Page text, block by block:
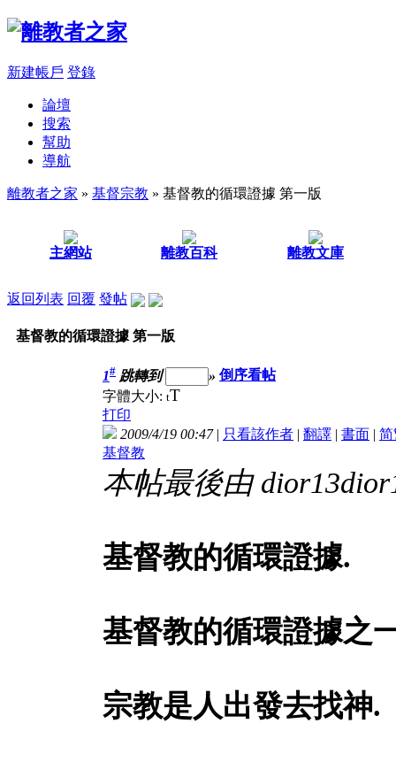
新建帳戶 登錄
論壇
搜索
幫助
導航
離教者之家 » 基督宗教 » 基督教的循環證據 第一版
主網站 離教百科 離教文庫
返回列表 回覆 發帖
基督教的循環證據 第一版
1# 跳轉到 » 倒序看帖
字體大小: tT
打印
2009/4/19 00:47| 只看該作者 | 翻譯 | 書面 | 简
基督教
本帖最後由
基督教的循環證據.
基督教的循環證據之
宗教是人出發去找神.